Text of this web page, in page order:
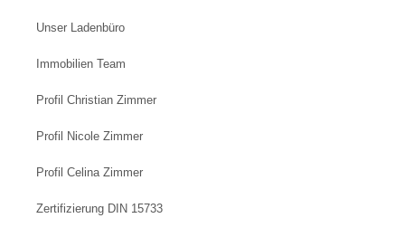
Unser Ladenbüro
Immobilien Team
Profil Christian Zimmer
Profil Nicole Zimmer
Profil Celina Zimmer
Zertifizierung DIN 15733